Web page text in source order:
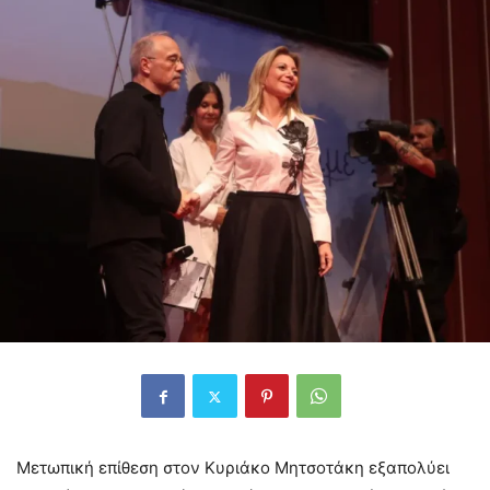
Μετωπική επίθεση στον Κυριάκο Μητσοτάκη εξαπολύει